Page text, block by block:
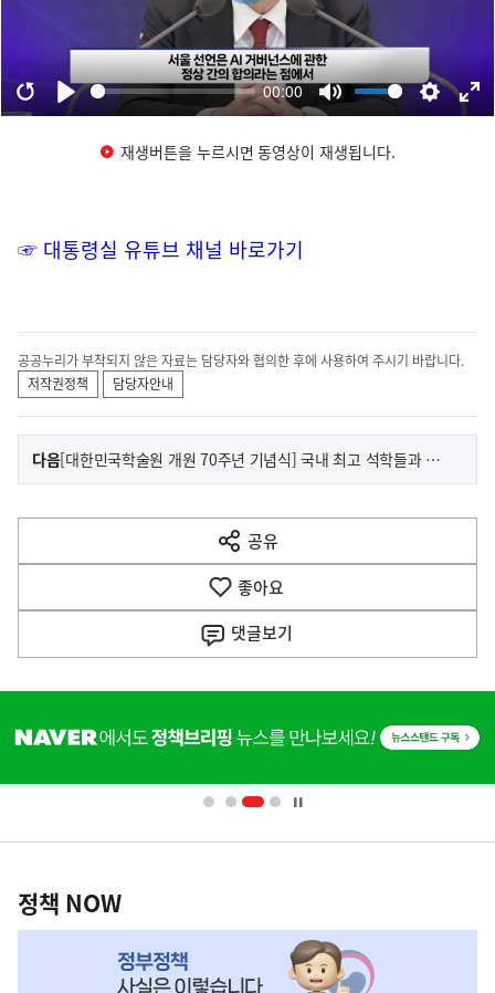
재생버튼을 누르시면 동영상이 재생됩니다.
☞ 대통령실 유튜브 채널 바로가기
공공누리가 부착되지 않은 자료는 담당자와 협의한 후에 사용하여 주시기 바랍니다.
저작권정책
담당자안내
이
전
다
음
다음기
사
[대한민국학술원 개원 70주년 기념식] 국내 최고 석학들과 함께…글로벌 합동 연구와 교류 협력의 기회를 더욱 확대하겠습니다
공유
열
기
좋아요
댓글보기
단
배
영
책
NOW,
정책 NOW